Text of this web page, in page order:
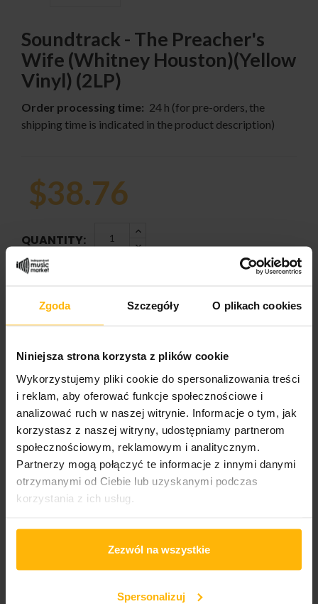
Zgoda Szczegóły O plikach cookies
Niniejsza strona korzysta z plików cookie
Wykorzystujemy pliki cookie do spersonalizowania treści
i reklam, aby oferować funkcje społecznościowe i
analizować ruch w naszej witrynie. Informacje o tym, jak
korzystasz z naszej witryny, udostępniamy partnerom
społecznościowym, reklamowym i analitycznym.
Partnerzy mogą połączyć te informacje z innymi danymi
otrzymanymi od Ciebie lub uzyskanymi podczas
korzystania z ich usług.
Zezwól na wszystkie
Spersonalizuj
Soundtrack - The Preacher's
Wife (Whitney Houston)(Yellow
Vinyl) (2LP)
Order processing time: 24 h (for pre-orders, the
shipping time is indicated in the product description)
$38.76
QUANTITY:
ADD TO CART
Genre:
Soundtrack
PRODUCT DETAILS
2023